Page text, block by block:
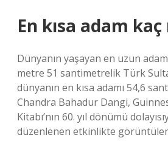
En kısa adam
Dünyanın yaşayan en uzun
metre 51 santimetrelik Türk
dünyanın en kısa adamı 54,6
Chandra Bahadur Dangi,
Kitabı’nın 60. yıl dönümü
düzenlenen etkinlikte